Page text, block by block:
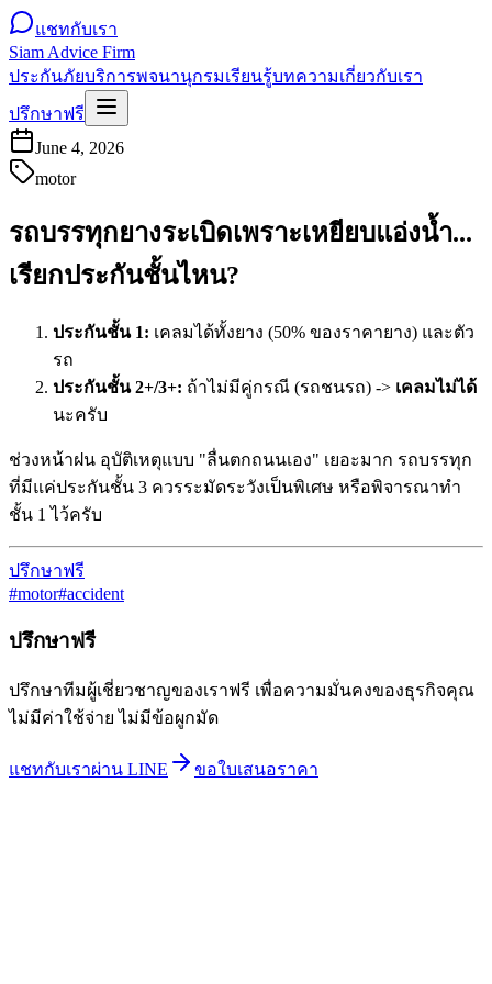
แชทกับเรา
Siam Advice Firm
ประกันภัยบริการพจนานุกรมเรียนรู้บทความเกี่ยวกับเรา
ปรึกษาฟรี
June 4, 2026
motor
รถบรรทุกยางระเบิดเพราะเหยียบแอ่งน้ำ...
เรียกประกันชั้นไหน?
ประกันชั้น 1: เคลมได้ทั้งยาง (50% ของราคายาง) และตัว
รถ
ประกันชั้น 2+/3+: ถ้าไม่มีคู่กรณี (รถชนรถ) -> เคลมไม่ได้
นะครับ
ช่วงหน้าฝน อุบัติเหตุแบบ "ลื่นตกถนนเอง" เยอะมาก รถบรรทุก
ที่มีแค่ประกันชั้น 3 ควรระมัดระวังเป็นพิเศษ หรือพิจารณาทำ
ชั้น 1 ไว้ครับ
ปรึกษาฟรี
#motor#accident
ปรึกษาฟรี
ปรึกษาทีมผู้เชี่ยวชาญของเราฟรี เพื่อความมั่นคงของธุรกิจคุณ
ไม่มีค่าใช้จ่าย ไม่มีข้อผูกมัด
แชทกับเราผ่าน LINE ขอใบเสนอราคา